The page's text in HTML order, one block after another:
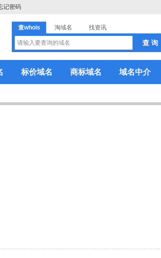
记密码
查whois 淘域名 找资讯
标价域名 商标域名 域名中介